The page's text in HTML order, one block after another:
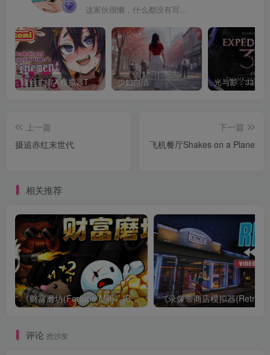
这家伙很懒，什么都没有写...
螺丝式插入模拟器TMA02 少妇白洁
上一篇
摄追赤红末世代
下一篇
飞机餐厅Shakes on a Plane
相关推荐
《财富磨坊(Fortune Mill)》|Build 23652340|中文
评论 抢沙发